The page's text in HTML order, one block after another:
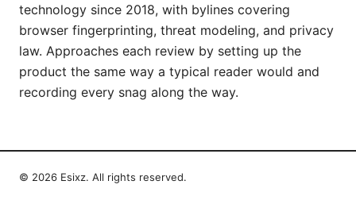
technology since 2018, with bylines covering
browser fingerprinting, threat modeling, and privacy
law. Approaches each review by setting up the
product the same way a typical reader would and
recording every snag along the way.
© 2026 Esixz. All rights reserved.